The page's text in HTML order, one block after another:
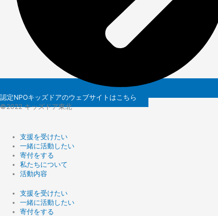
認定NPOキッズドアのウェブサイトはこちら
©️2022 キッズドア東北
支援を受けたい
一緒に活動したい
寄付をする
私たちについて
活動内容
支援を受けたい
一緒に活動したい
寄付をする